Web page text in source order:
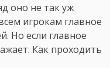
оно не так уж
игрокам главное
Но если главное
Как проходить